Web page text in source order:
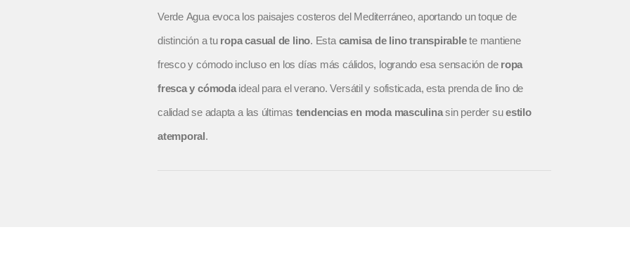
Verde Agua evoca los paisajes costeros del Mediterráneo, aportando un toque de
distinción a tu ropa casual de lino. Estacamisa de lino transpirablete mantiene
fresco y cómodo incluso en los días más cálidos, logrando esa sensación de ropa
fresca y cómodaideal para el verano. Versátil y sofisticada, esta prenda de lino de
calidad se adapta a las últimas tendencias en moda masculinasin perder suestilo
atemporal .